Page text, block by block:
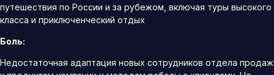
путешествия по России и за рубежом, включая туры высокого
класса и приключенческий отдых
Боль:
Недостаточная адаптация новых сотрудников отдела продаж